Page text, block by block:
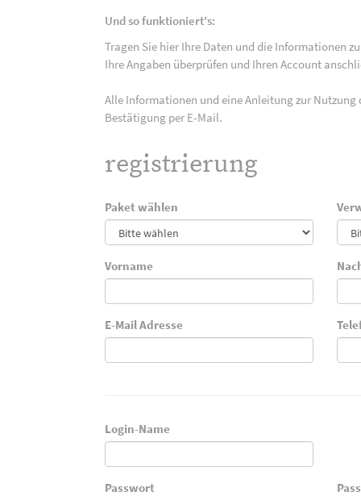
Und so funktioniert's:
Tragen Sie hier Ihre Daten und die Informationen
Ihre Angaben überprüfen und Ihren Account
Alle Informationen und eine Anleitung zur
Bestätigung per E-Mail.
registrierung
Paket wählen
Vorname
E-Mail Adresse
Login-Name
Passwort